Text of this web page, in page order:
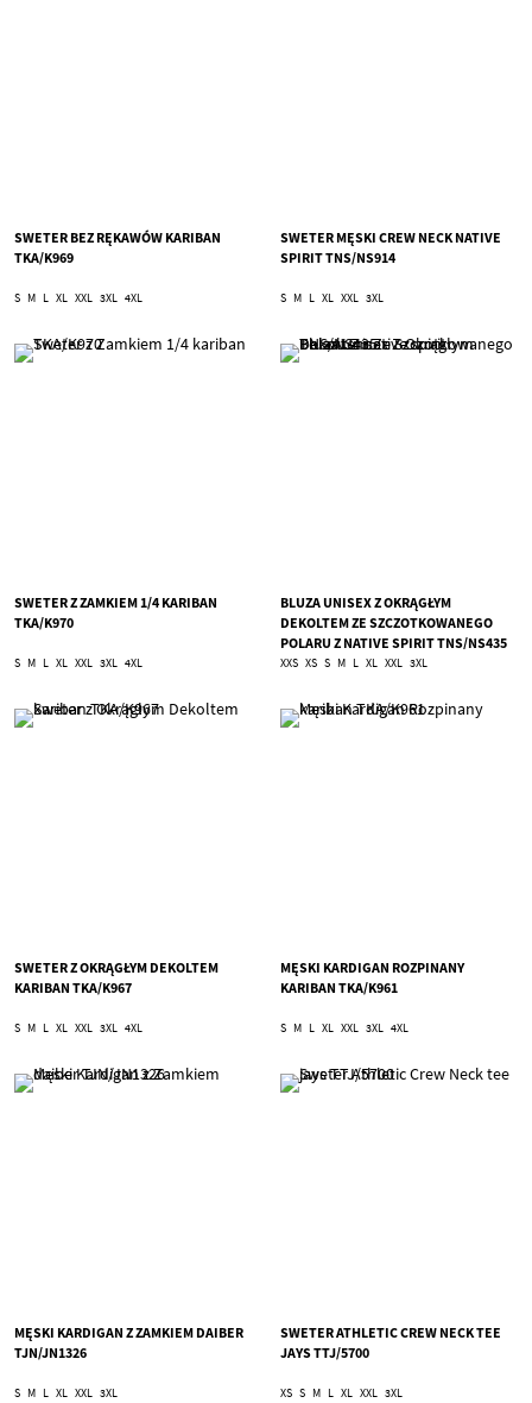
SWETER BEZ RĘKAWÓW KARIBAN
TKA/K969
S M L XL XXL 3XL 4XL
SWETER MĘSKI CREW NECK NATIVE
SPIRIT TNS/NS914
S M L XL XXL 3XL
SWETER Z ZAMKIEM 1/4 KARIBAN
TKA/K970
S M L XL XXL 3XL 4XL
BLUZA UNISEX Z OKRĄGŁYM
DEKOLTEM ZE SZCZOTKOWANEGO
POLARU Z NATIVE SPIRIT TNS/NS435
XXS XS S M L XL XXL 3XL
SWETER Z OKRĄGŁYM DEKOLTEM
KARIBAN TKA/K967
S M L XL XXL 3XL 4XL
MĘSKI KARDIGAN ROZPINANY
KARIBAN TKA/K961
S M L XL XXL 3XL 4XL
MĘSKI KARDIGAN Z ZAMKIEM DAIBER
TJN/JN1326
S M L XL XXL 3XL
SWETER ATHLETIC CREW NECK TEE
JAYS TTJ/5700
XS S M L XL XXL 3XL